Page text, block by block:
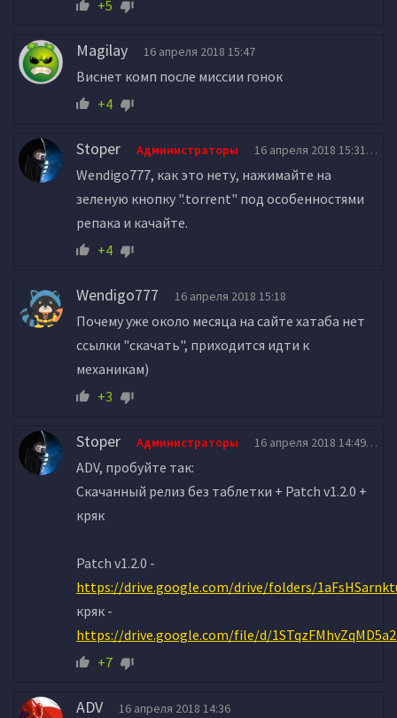
+5
Magilay 16 апреля 2018 15:47
Виснет комп после миссии гонок
+4
Stoper Администраторы 16 апреля 2018 15:31
Wendigo777, как это нету, нажимайте на
зеленую кнопку ".torrent" под особенностями
репака и качайте.
+4
Wendigo777 16 апреля 2018 15:18
Почему уже около месяца на сайте хатаба нет
ссылки "скачать", приходится идти к
механикам)
+3
Stoper Администраторы 16 апреля 2018 14:49
ADV, пробуйте так:
Скачанный релиз без таблетки + Patch v1.2.0 +
кряк
Patch v1.2.0 -
https://drive.google.com/drive/folders/
кряк -
https://drive.google.com/file/d/
+7
ADV 16 апреля 2018 14:36